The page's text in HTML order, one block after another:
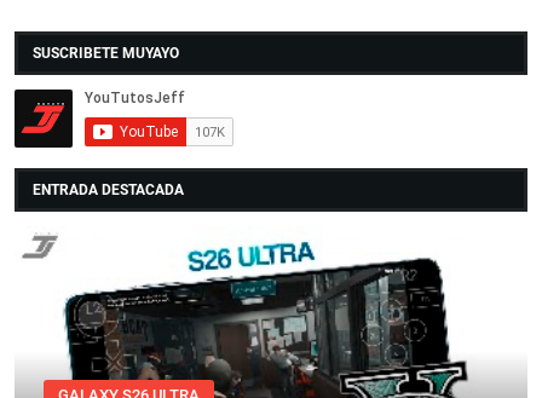
SUSCRIBETE MUYAYO
ENTRADA DESTACADA